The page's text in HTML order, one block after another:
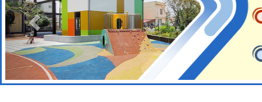
本校115學年度第1次
第3次招考甄選結果公
本校115學年度第2次